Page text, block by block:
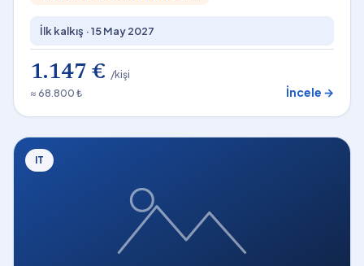
İlk kalkış ·15 May 2027
1.147 € /kişi
≈ 68.800 ₺
İncele →
IT